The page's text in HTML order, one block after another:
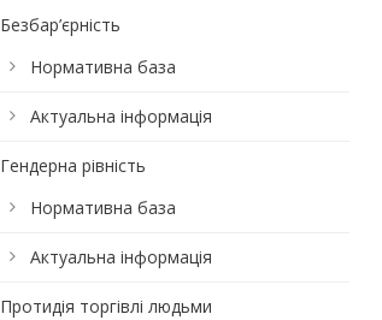
Безбар’єрність
Нормативна база
Актуальна інформація
Гендерна рівність
Нормативна база
Актуальна інформація
Протидія торгівлі людьми